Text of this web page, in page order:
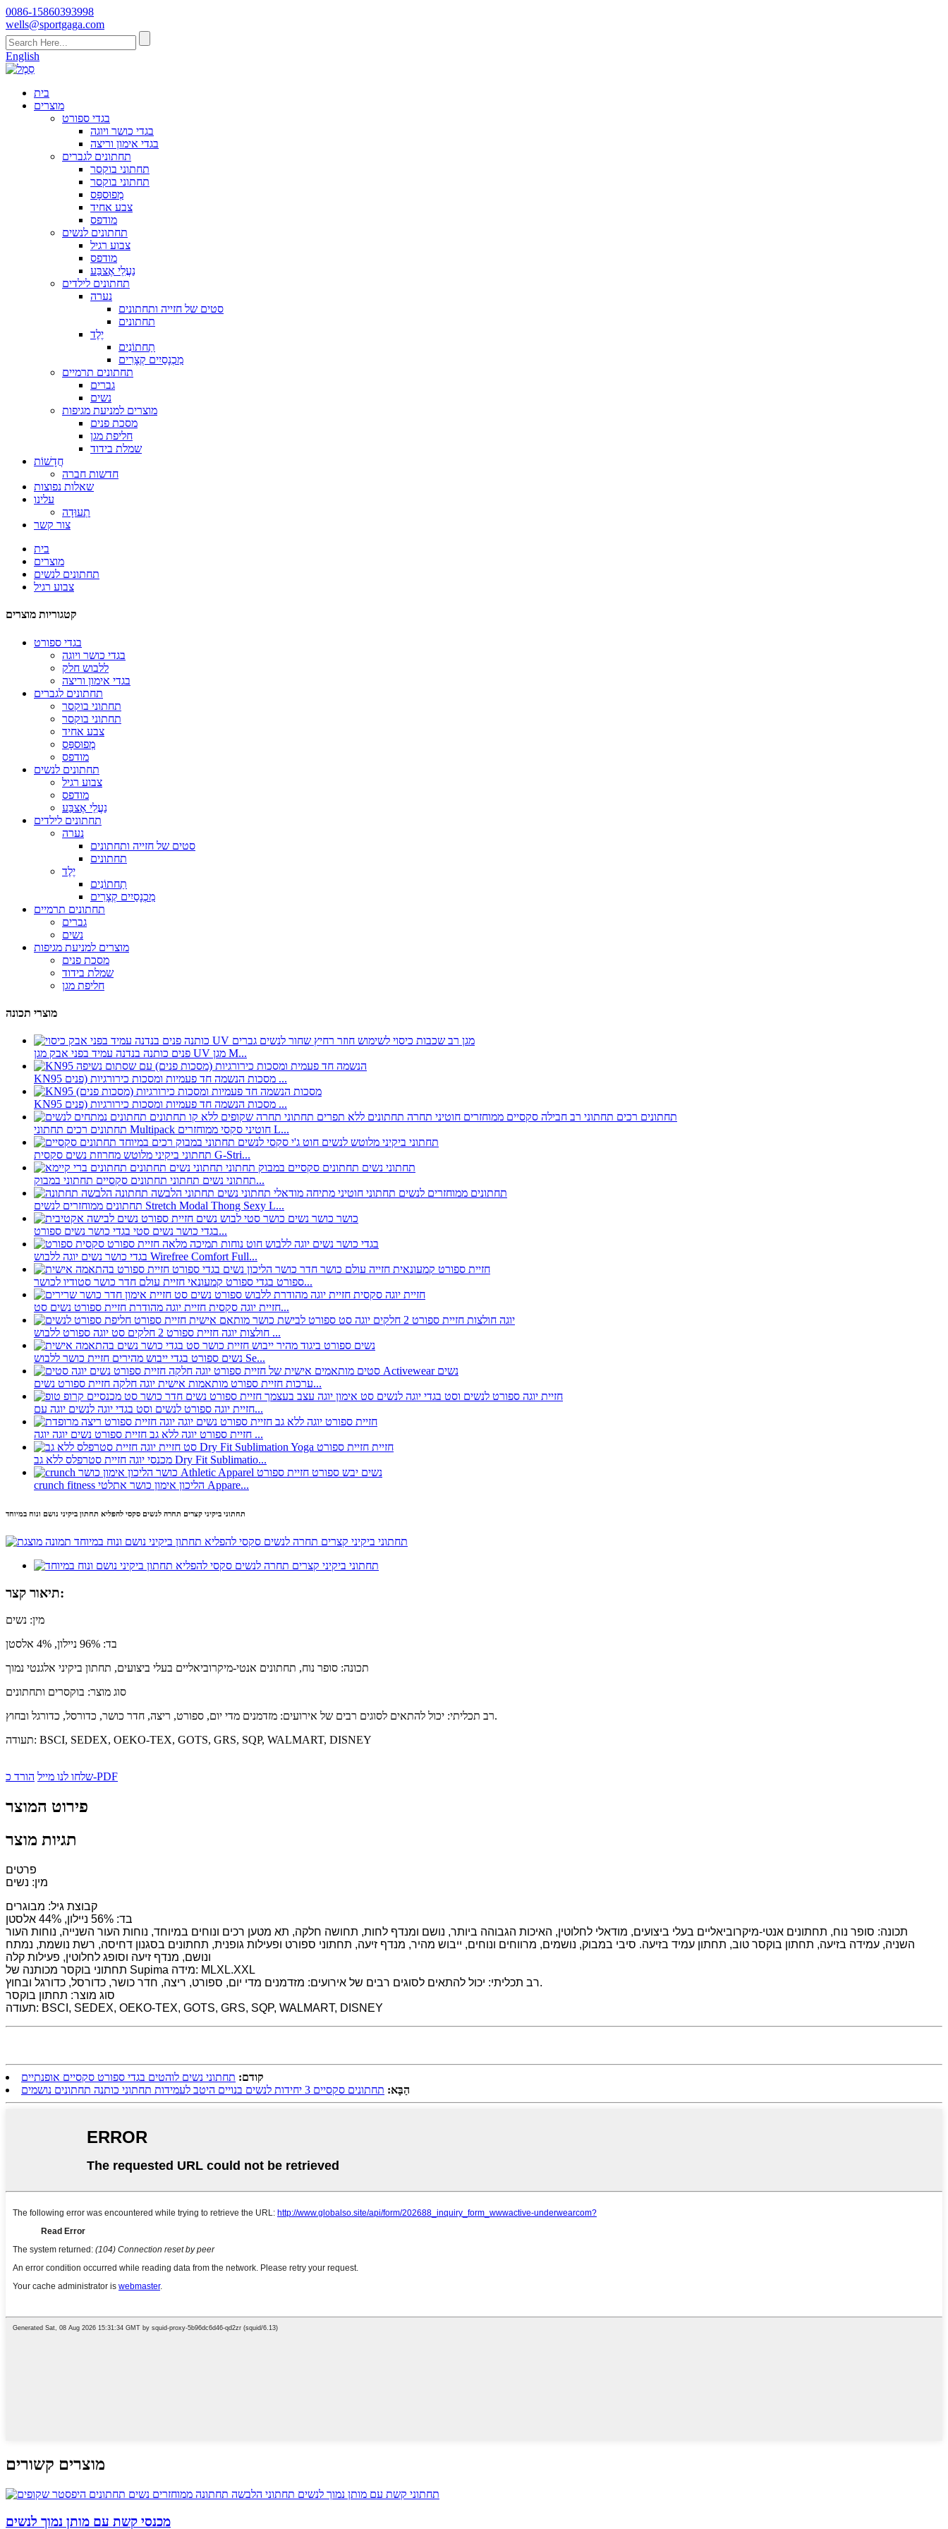
0086-15860393998
wells@sportgaga.com
English
בית
מוצרים
בגדי ספורט
בגדי כושר ויוגה
בגדי אימון וריצה
תחתונים לגברים
תחתוני בוקסר
תחתוני בוקסר
מְפוּספָּס
צבע אחיד
מודפס
תחתונים לנשים
צבוע רגיל
מודפס
נַעֲלֵי אֶצבַּע
תחתונים לילדים
נערה
סטים של חזייה ותחתונים
תחתונים
יֶלֶד
תַחתוֹנִים
מִכְנָסַיִים קְצָרִים
תחתונים תרמיים
גברים
נשים
מוצרים למניעת מגיפות
מסכת פנים
חליפת מגן
שמלת בידוד
חֲדָשׁוֹת
חדשות חברה
שאלות נפוצות
עלינו
תְעוּדָה
צור קשר
בית
מוצרים
תחתונים לנשים
צבוע רגיל
קטגוריות מוצרים
בגדי ספורט
בגדי כושר ויוגה
ללבוש חלק
בגדי אימון וריצה
תחתונים לגברים
תחתוני בוקסר
תחתוני בוקסר
צבע אחיד
מְפוּספָּס
מודפס
תחתונים לנשים
צבוע רגיל
מודפס
נַעֲלֵי אֶצבַּע
תחתונים לילדים
נערה
סטים של חזייה ותחתונים
תחתונים
יֶלֶד
תַחתוֹנִים
מִכְנָסַיִים קְצָרִים
תחתונים תרמיים
גברים
נשים
מוצרים למניעת מגיפות
מסכת פנים
שמלת בידוד
חליפת מגן
מוצרי תכונה
פנים כותנה בנדנה עמיד בפני אבק מגן UV מגן M...
KN95 מסכות הנשמה חד פעמיות ומסכות כירורגיות (פנים ...
KN95 מסכות הנשמה חד פעמיות ומסכות כירורגיות (פנים ...
תחתונים רכים תחתוני Multipack חוטיני סקסי ממוחזרים L...
תחתוני ביקיני מלוטש מחרוזת נשים סקסית G-Stri...
תחתוני נשים תחתוני תחתונים סקסיים תחתוני במבוק...
תחתונים ממוחזרים לנשים Stretch Modal Thong Sexy L...
בגדי כושר נשים סטי בגדי כושר נשים ספורט...
בגדי כושר נשים יוגה ללבוש Wirefree Comfort Full...
ספורט בגדי ספורט קמעונאי חזיית עולם חדר כושר סטודיו לכושר...
חזיית יוגה סקסית חזיית יוגה מהודרת חזיית ספורט נשים סט...
חולצות יוגה חזיית ספורט 2 חלקים סט יוגה ספורט ללבוש ...
נשים ספורט בגדי ייבוש מהירים חזיית כושר ללבוש Se...
ערכות חזיית ספורט מותאמות אישית יוגה חלקה חזיית ספורט נשים...
חזיית יוגה ספורט לנשים וסט בגדי יוגה לנשים יוגה עם...
חזיית ספורט יוגה ללא גב חזיית ספורט נשים יוגה יוגה ...
מכנסי יוגה חזיית סטרפלס ללא גב Dry Fit Sublimatio...
crunch fitness הליכון אימון כושר אתלטי Appare...
תחתוני ביקיני קצרים תחרה לנשים סקסי להפליא תחתון ביקיני נושם ונוח במיוחד
תיאור קצר:
מין: נשים
בד: 96% ניילון, 4% אלסטן
תכונה: סופר נוח, תחתונים אנטי-מיקרוביאליים בעלי ביצועים, תחתון ביקיני אלגנטי נמוך
סוג מוצר: בוקסרים ותחתונים
רב תכליתי: יכול להתאים לסוגים רבים של אירועים: מזדמנים מדי יום, ספורט, ריצה, חדר כושר, כדורסל, כדורגל ובחוץ.
תעודה: BSCI, SEDEX, OEKO-TEX, GOTS, GRS, SQP, WALMART, DISNEY
שלחו לנו מיילהורד כ-PDF
פירוט המוצר
תגיות מוצר
פרטים
מין: נשים
קבוצת גיל: מבוגרים
בד: 56% ניילון, 44% אלסטן
תכונה: סופר נוח, תחתונים אנטי-מיקרוביאליים בעלי ביצועים, מודאלי לחלוטין, האיכות הגבוהה ביותר, נושם ומנדף לחות, תחושה חלקה, תא מטען רכים ונוחים במיוחד, נוחות העור השנייה, נוחות העור
השניה, עמידה בזיעה, תחתון בוקסר טוב, תחתון עמיד בזיעה. סיבי במבוק, נושמים, מרווחים ונוחים, ייבוש מהיר, מנדף זיעה, תחתוני ספורט ופעילות גופנית, תחתונים בסגנון דחיסה, רשת נושמת, נמתח
ונושם, מנדף זיעה וסופג לחלוטין, פעילות קלה
תחתוני בוקסר מכותנה של Supima מידה: MLXL.XXL
רב תכליתי: יכול להתאים לסוגים רבים של אירועים: מזדמנים מדי יום, ספורט, ריצה, חדר כושר, כדורסל, כדורגל ובחוץ.
סוג מוצר: תחתון בוקסר
תעודה: BSCI, SEDEX, OEKO-TEX, GOTS, GRS, SQP, WALMART, DISNEY
קודם: תחתוני נשים לוהטים בגדי ספורט סקסיים אופנתיים
הַבָּא: תחתונים סקסיים 3 יחידות לנשים בנויים היטב לעמידות תחתוני כותנה תחתונים נושמים
מוצרים קשורים
מכנסי קשת עם מותן נמוך לנשים